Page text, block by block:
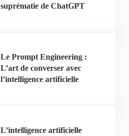
suprématie de ChatGPT
Le Prompt Engineering :
L’art de converser avec
l’intelligence artificielle
L’intelligence artificielle